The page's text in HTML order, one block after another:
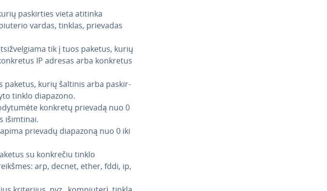
pa­skir­ties vieta atitinka
vardas, tinklas, prievadas
tik į tuos paketus, kurių
IP adresas arba konkretus
paketus, kurių šaltinis arba pa­skir­
tinklo diapazono.
konkretų prievadą nuo 0
išimtinai.
prievadų diapazoną nuo 0 iki
su konkrečiu tinklo
arp, decnet, ether, fddi, ip,